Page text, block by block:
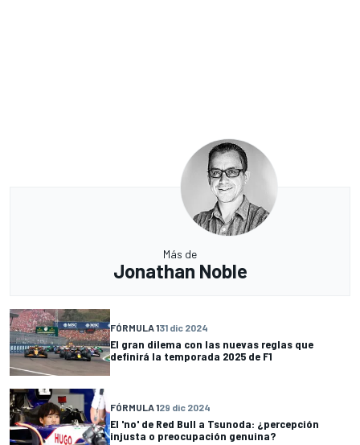
Más de
Jonathan Noble
FÓRMULA 131 dic 2024
El gran dilema con las nuevas reglas que
definirá la temporada 2025 de F1
FÓRMULA 129 dic 2024
El 'no' de Red Bull a Tsunoda: ¿percepción
injusta o preocupación genuina?